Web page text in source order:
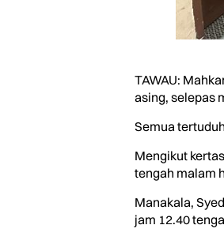
TAWAU:
asing, selepas
Semua
Mengikut
tengah malam
Manakala,
jam 12.40